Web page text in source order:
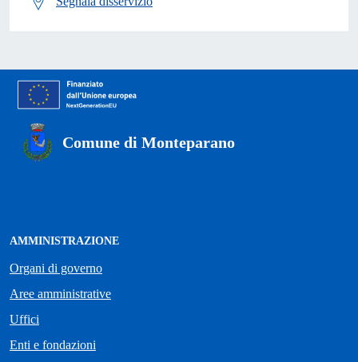
Comune di Monteparano
AMMINISTRAZIONE
Organi di governo
Aree amministrative
Uffici
Enti e fondazioni